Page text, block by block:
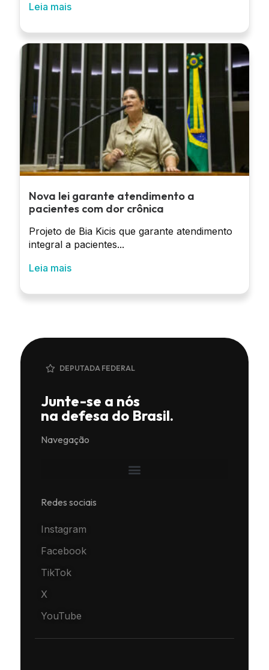
Leia mais
Nova lei garante atendimento a
pacientes com dor crônica
Projeto de Bia Kicis que garante atendimento
integral a pacientes...
Leia mais
DEPUTADA FEDERAL
Junte-se a nós
na defesa do Brasil.
Navegação
Redes sociais
Instagram
Facebook
TikTok
X
YouTube